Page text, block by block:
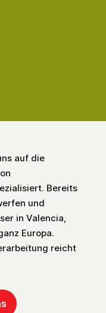
auf die
Bereits
und
in Valencia,
Europa.
reicht